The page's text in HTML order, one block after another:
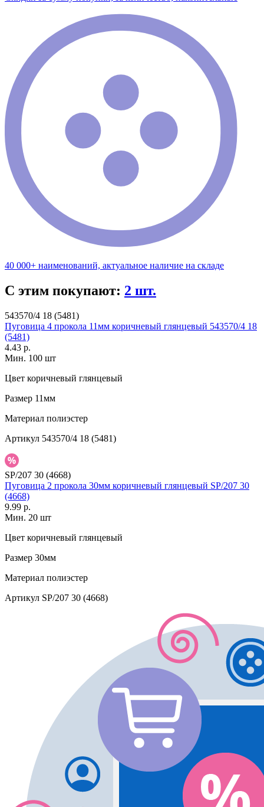
40 000+ наименований, актуальное наличие на складе
С этим покупают: 2 шт.
543570/4 18 (5481)
Пуговица 4 прокола 11мм коричневый глянцевый 543570/4 18
(5481)
4.43 р.
Мин. 100 шт
Цвет коричневый глянцевый
Размер 11мм
Материал полиэстер
Артикул 543570/4 18 (5481)
SP/207 30 (4668)
Пуговица 2 прокола 30мм коричневый глянцевый SP/207 30
(4668)
9.99 р.
Мин. 20 шт
Цвет коричневый глянцевый
Размер 30мм
Материал полиэстер
Артикул SP/207 30 (4668)